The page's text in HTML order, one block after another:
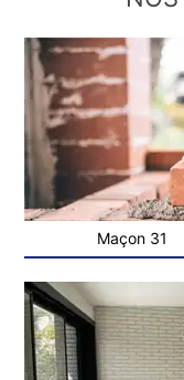
Maçon 31